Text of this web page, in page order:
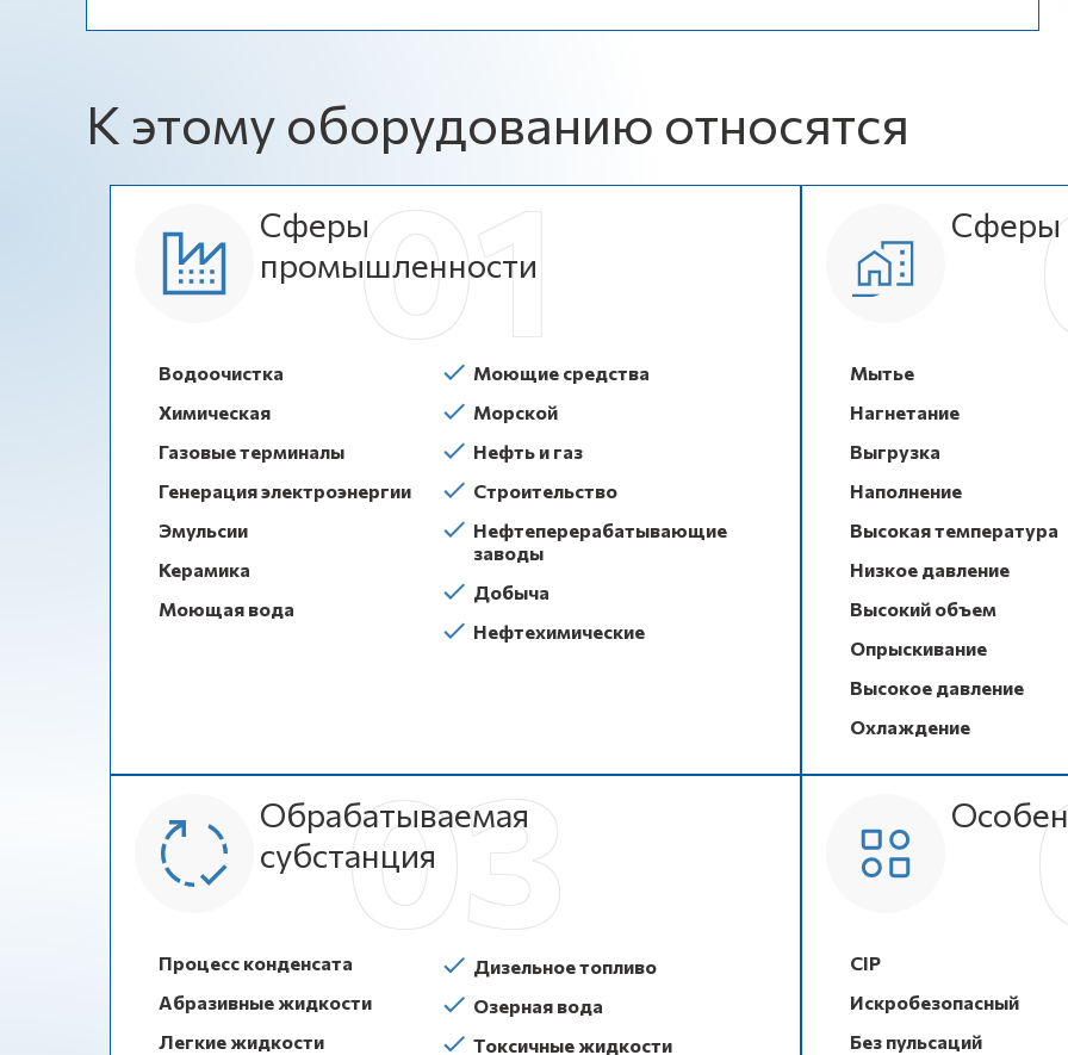
К этому оборудованию относятся
Сферы
промышленности
Водоочистка
Химическая
Газовые терминалы
Генерация электроэнергии
Эмульсии
Керамика
Моющая вода
Моющие средства
Морской
Нефть и газ
Строительство
Нефтеперерабатывающие
заводы
Добыча
Нефтехимические
Сферы
Мытье
Нагнетание
Выгрузка
Наполнение
Высокая температура
Низкое давление
Высокий объем
Опрыскивание
Высокое давление
Охлаждение
Обрабатываемая
субстанция
Процесс конденсата
Абразивные жидкости
Легкие жидкости
Дизельное топливо
Озерная вода
Токсичные жидкости
CIP
Искробезопасный
Без пульсаций